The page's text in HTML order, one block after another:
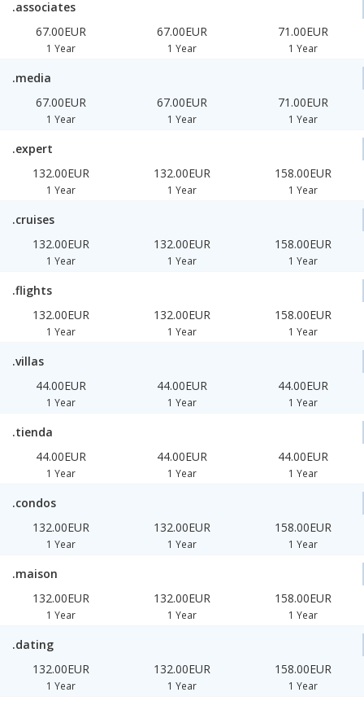
.associates
67.00EUR
1 Year
67.00EUR
1 Year
71.00EUR
1 Year
.media
67.00EUR
1 Year
67.00EUR
1 Year
71.00EUR
1 Year
.expert
132.00EUR
1 Year
132.00EUR
1 Year
158.00EUR
1 Year
.cruises
132.00EUR
1 Year
132.00EUR
1 Year
158.00EUR
1 Year
.flights
132.00EUR
1 Year
132.00EUR
1 Year
158.00EUR
1 Year
.villas
44.00EUR
1 Year
44.00EUR
1 Year
44.00EUR
1 Year
.tienda
44.00EUR
1 Year
44.00EUR
1 Year
44.00EUR
1 Year
.condos
132.00EUR
1 Year
132.00EUR
1 Year
158.00EUR
1 Year
.maison
132.00EUR
1 Year
132.00EUR
1 Year
158.00EUR
1 Year
.dating
132.00EUR
1 Year
132.00EUR
1 Year
158.00EUR
1 Year